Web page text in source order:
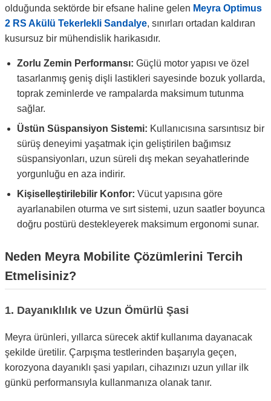
olduğunda sektörde bir efsane haline gelen Meyra Optimus
2 RS Akülü Tekerlekli Sandalye, sınırları ortadan kaldıran
kusursuz bir mühendislik harikasıdır.
Zorlu Zemin Performansı: Güçlü motor yapısı ve özel
tasarlanmış geniş dişli lastikleri sayesinde bozuk yollarda,
toprak zeminlerde ve rampalarda maksimum tutunma
sağlar.
Üstün Süspansiyon Sistemi: Kullanıcısına sarsıntısız bir
sürüş deneyimi yaşatmak için geliştirilen bağımsız
süspansiyonları, uzun süreli dış mekan seyahatlerinde
yorgunluğu en aza indirir.
Kişiselleştirilebilir Konfor: Vücut yapısına göre
ayarlanabilen oturma ve sırt sistemi, uzun saatler boyunca
doğru postürü destekleyerek maksimum ergonomi sunar.
Neden Meyra Mobilite Çözümlerini Tercih
Etmelisiniz?
1. Dayanıklılık ve Uzun Ömürlü Şasi
Meyra ürünleri, yıllarca sürecek aktif kullanıma dayanacak
şekilde üretilir. Çarpışma testlerinden başarıyla geçen,
korozyona dayanıklı şasi yapıları, cihazınızı uzun yıllar ilk
günkü performansıyla kullanmanıza olanak tanır.